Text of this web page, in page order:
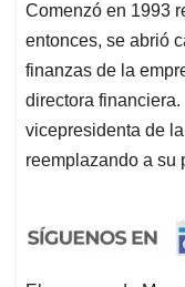
Comenzó en 1993
entonces, se abrió
finanzas de la
directora
vicepresidenta de
reemplazando a su